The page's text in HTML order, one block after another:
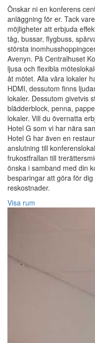
Önskar ni en konferens
anläggning för er. Tack
möjligheter att erbjuda
tåg, bussar, flygbuss,
största
Avenyn. På Centralhuset
ljusa och flexibla
åt mötet. Alla våra lokaler
HDMI, dessutom finns
lokaler. Dessutom givetvis
blädderblock, penna,
lokaler. Vill du övernatta
Hotel G som vi har nära
Hotel G har även en
anslutning till
frukostfrallan till
önska i samband med din
besparingar att göra för
reskostnader.
Visa rum